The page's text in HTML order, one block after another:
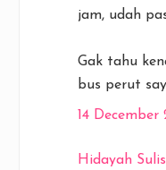
jam, udah
Gak tahu
bus perut
14
Hidayah